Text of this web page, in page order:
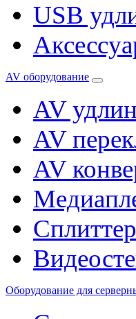
USB
AV оборудование
AV
AV
AV
Оборудование для